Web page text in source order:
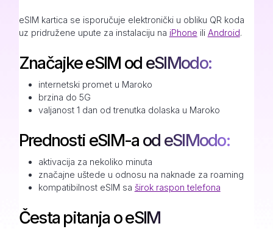
eSIM kartica se isporučuje elektronički u obliku QR koda
uz pridružene upute za instalaciju na iPhone ili Android.
Značajke eSIM od eSIModo:
internetski promet u Maroko
brzina do 5G
valjanost 1 dan od trenutka dolaska u Maroko
Prednosti eSIM-a od eSIModo:
aktivacija za nekoliko minuta
značajne uštede u odnosu na naknade za roaming
kompatibilnost eSIM sa širok raspon telefona
Česta pitanja o eSIM